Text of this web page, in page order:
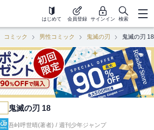
はじめて 会員登録 サインイン 検索
コミック 男性コミック 鬼滅の刃 鬼滅の刃 18
鬼滅の刃 18
吾峠呼世晴(著者) / 週刊少年ジャンプ